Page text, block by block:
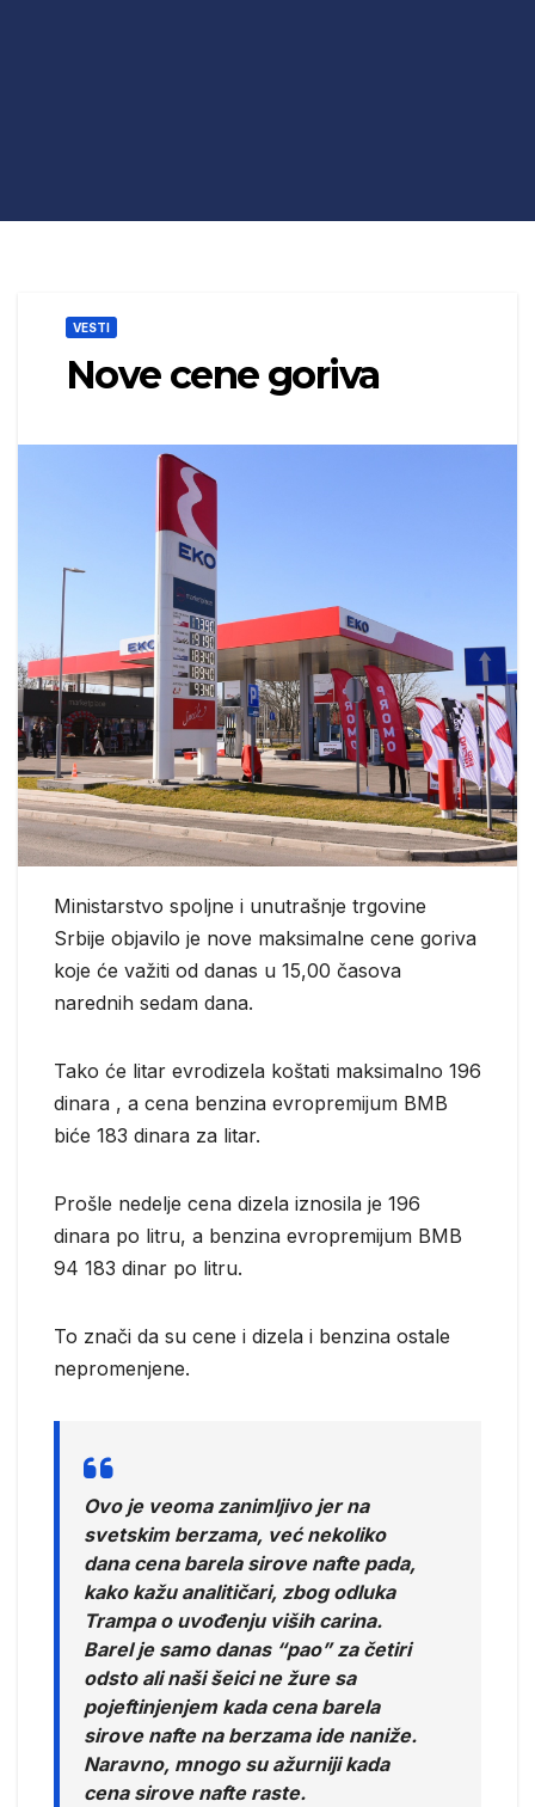
VESTI
Nove cene goriva
Ministarstvo spoljne i unutrašnje trgovine
Srbije objavilo je nove maksimalne cene goriva
koje će važiti od danas u 15,00 časova
narednih sedam dana.
Tako će litar evrodizela koštati maksimalno 196
dinara , a cena benzina evropremijum BMB
biće 183 dinara za litar.
Prošle nedelje cena dizela iznosila je 196
dinara po litru, a benzina evropremijum BMB
94 183 dinar po litru.
To znači da su cene i dizela i benzina ostale
nepromenjene.
Ovo je veoma zanimljivo jer na
svetskim berzama, već nekoliko
dana cena barela sirove nafte pada,
kako kažu analitičari, zbog odluka
Trampa o uvođenju viših carina.
Barel je samo danas “pao” za četiri
odsto ali naši šeici ne žure sa
pojeftinjenjem kada cena barela
sirove nafte na berzama ide naniže.
Naravno, mnogo su ažurniji kada
cena sirove nafte raste.